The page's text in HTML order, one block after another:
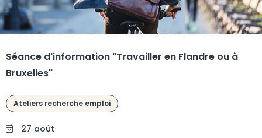
Séance d'information "Travailler en Flandre ou à
Bruxelles"
Ateliers recherche emploi
27 août